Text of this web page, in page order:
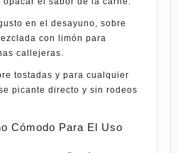
en el desayuno, sobre
con limón para
callejeras.
tostadas y para cualquier
picante directo y sin rodeos
Cómodo Para El Uso